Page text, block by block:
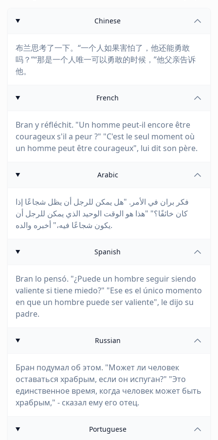
Chinese
布兰思考了一下。“一个人如果害怕了，他还能勇敢
吗？”“那是一个人唯一可以勇敢的时候，”他父亲告诉
他。
French
Bran y réfléchit. "Un homme peut-il encore être
courageux s'il a peur ?" "C'est le seul moment où
un homme peut être courageux", lui dit son père.
Arabic
فكر بران في الأمر. "هل يمكن للرجل أن يظل شجاعًا إذا
كان خائفًا؟" "هذا هو الوقت الوحيد الذي يمكن للرجل أن
يكون شجاعًا فيه،" أخبره والده.
Spanish
Bran lo pensó. "¿Puede un hombre seguir siendo
valiente si tiene miedo?" "Ese es el único momento
en que un hombre puede ser valiente", le dijo su
padre.
Russian
Бран подумал об этом. "Может ли человек
оставаться храбрым, если он испуган?" "Это
единственное время, когда человек может быть
храбрым," - сказал ему его отец.
Portuguese